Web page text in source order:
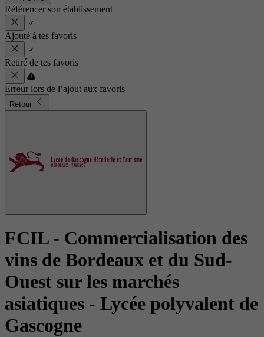
Référencer son établissement
Ajouté à tes favoris
Retiré de tes favoris
Erreur lors de l’ajout aux favoris
Retour
FCIL - Commercialisation des
vins de Bordeaux et du Sud-
Ouest sur les marchés
asiatiques - Lycée polyvalent de
Gascogne